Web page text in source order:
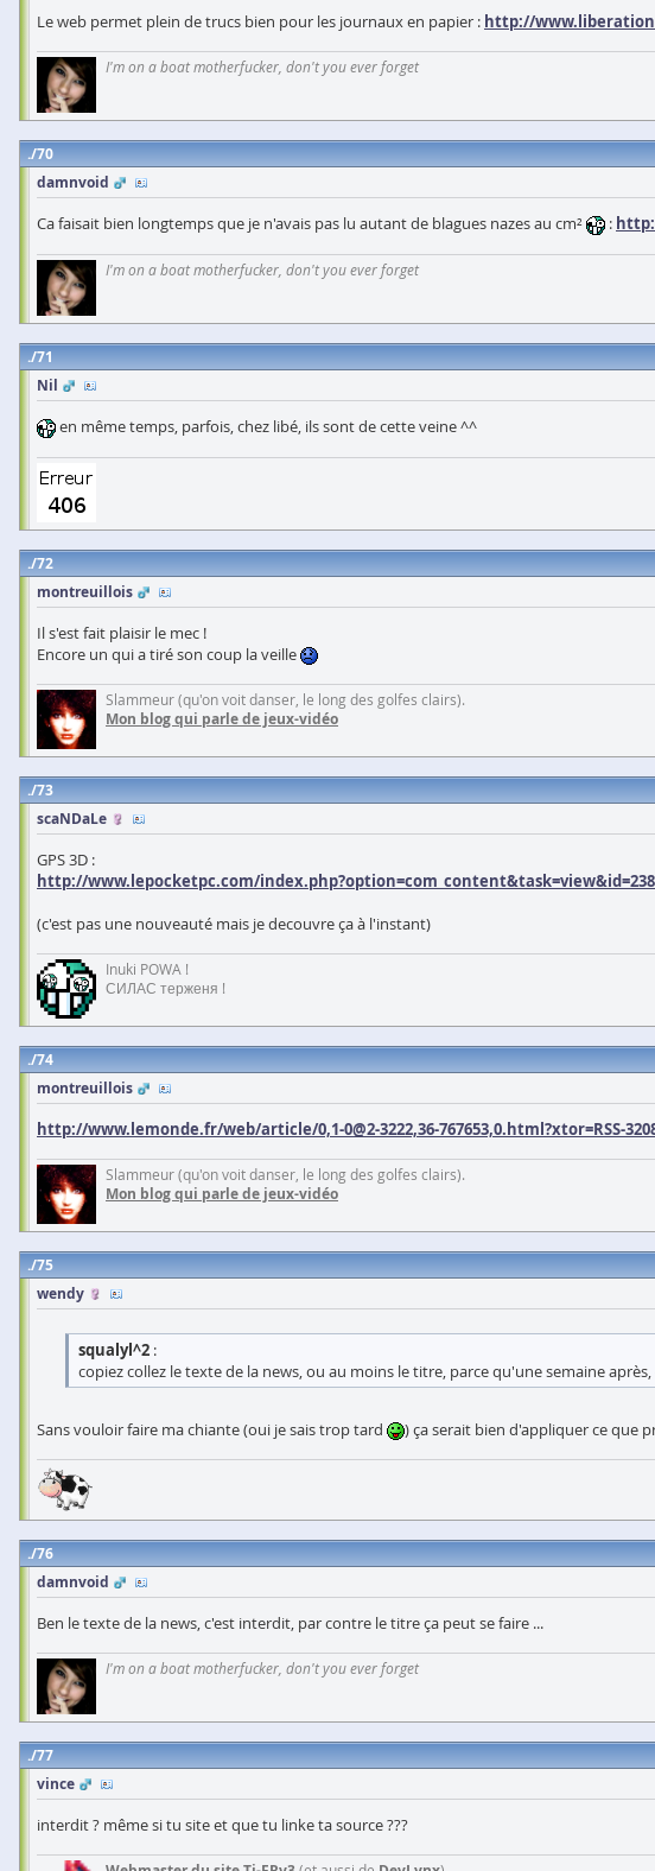
Le web permet plein de trucs bien pour les journaux en papier : http://
I'm on a boat motherfucker, don't you ever forget
70
damnvoid
Ca faisait bien longtemps que je n'avais pas lu autant de blagues nazes au cm² :
I'm on a boat motherfucker, don't you ever forget
71
Nil
en même temps, parfois, chez libé, ils sont de cette veine ^^
72
montreuillois
Il s'est fait plaisir le mec !
Encore un qui a tiré son coup la veille
Slammeur (qu'on voit danser, le long des golfes clairs).
Mon blog qui parle de jeux-vidéo
73
scaNDaLe
GPS 3D :
http://www.lepocketpc.com/
(c'est pas une nouveauté mais je decouvre ça à l'instant)
Inuki POWA !
СИЛАС терженя !
74
montreuillois
http://www.lemonde.fr/web/article/0,1-0@2-3222,36-767653,0.html?xtor=RSS-
Slammeur (qu'on voit danser, le long des golfes clairs).
Mon blog qui parle de jeux-vidéo
75
wendy
squalyl^2 :
copiez collez le texte de la news, ou au moins le titre, parce qu'une semaine
Sans vouloir faire ma chiante (oui je sais trop tard ) ça serait bien d'appliquer ce que
76
damnvoid
Ben le texte de la news, c'est interdit, par contre le titre ça peut se faire ...
I'm on a boat motherfucker, don't you ever forget
77
vince
interdit ? même si tu site et que tu linke ta source ???